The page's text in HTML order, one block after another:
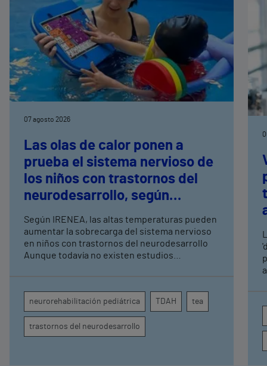
07 agosto 2026
Las olas de calor ponen a
prueba el sistema nervioso de
los niños con trastornos del
neurodesarrollo, según
expertos en
neurorrehabilitación
pediátrica de Vithas
Según IRENEA, las altas temperaturas pueden
aumentar la sobrecarga del sistema nervioso
en niños con trastornos del neurodesarrollo
Aunque todavía no existen estudios
atención, la regulación emocional y la
conducta
neurorehabilitación pediátrica TDAH tea
trastornos del neurodesarrollo